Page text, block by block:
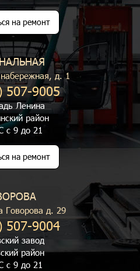
на ремонт
д. 1
507-9005
Ленина
район
с 9 до 21
на ремонт
Говорова д. 29
507-9004
завод
район
с 9 до 21